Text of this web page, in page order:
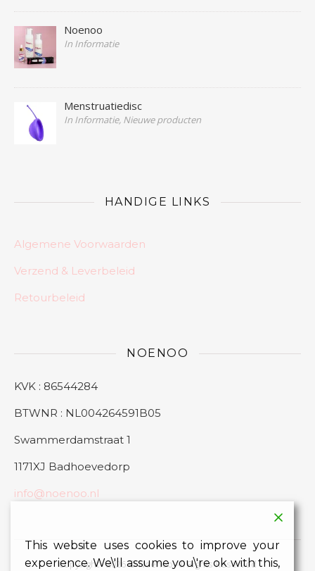
Noenoo
In Informatie
Menstruatiedisc
In Informatie, Nieuwe producten
HANDIGE LINKS
Algemene Voorwaarden
Verzend & Leverbeleid
Retourbeleid
NOENOO
KVK : 86544284
BTWNR : NL004264591B05
Swammerdamstraat 1
1171XJ Badhoevedorp
info@noenoo.nl
Copyright - 2026 © Noenoo All Rights Reserved
This website uses cookies to improve your
experience. We\'ll assume you\'re ok with this,